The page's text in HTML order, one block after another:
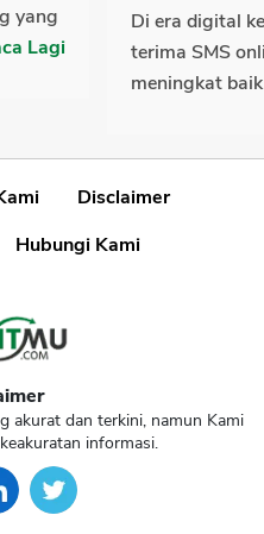
yang
Lagi
Di era digital
terima SMS
meningkat
Disclaimer
Hubungi Kami
akurat dan terkini, namun Kami
informasi.